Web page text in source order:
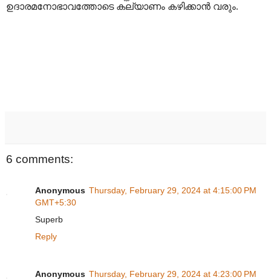
ഉദാരമനോഭാവത്തോടെ കല്യാണം കഴിക്കാൻ വരും.
6 comments:
Anonymous Thursday, February 29, 2024 at 4:15:00 PM
GMT+5:30
Superb
Reply
Anonymous Thursday, February 29, 2024 at 4:23:00 PM